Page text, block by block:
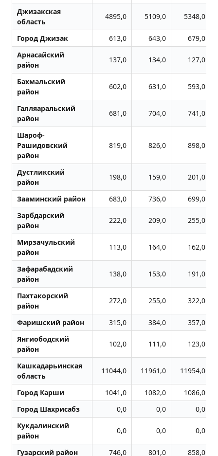
Джизакская
область
4895,0 5109,0 5348,0
Город Джизак 613,0 643,0
679,0
Арнасайский
район
137,0 134,0 127,0
Бахмальский
район
602,0 631,0 593,0
Галляаральский
район
681,0 704,0 741,0
Шароф-
Рашидовский
район
819,0 826,0 898,0
Дустликский
район
198,0 159,0 201,0
Зааминский район 683,0 736,0
699,0
Зарбдарский
район
222,0 209,0 255,0
Мирзачульский
район
113,0 164,0 162,0
Зафарабадский
район
138,0 153,0 191,0
Пахтакорский
район
272,0 255,0 322,0
Фаришский район 315,0 384,0
357,0
Янгиободский
район
102,0 111,0 123,0
Кашкадарьинская
область
11044,0 11961,0 11954,0
Город Карши 1041,0 1082,0
1086,0
Город Шахрисабз
0,0 0,0
0,0
Кукдалинский
район
0,0 0,0 0,0
Гузарский район 746,0 801,0 858,0